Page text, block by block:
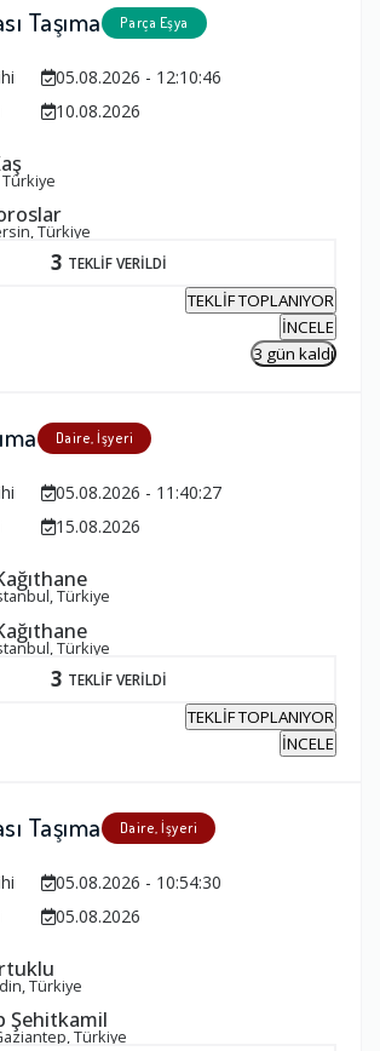
Taşıma Parça Eşya
05.08.2026 - 12:10:46
10.08.2026
Türkiye
Türkiye
3 TEKLİF VERİLDİ
TEKLİF TOPLANIYOR
İNCELE
3 gün kaldı
Daire, İşyeri
05.08.2026 - 11:40:27
15.08.2026
Türkiye
Türkiye
3 TEKLİF VERİLDİ
TEKLİF TOPLANIYOR
İNCELE
Taşıma Daire, İşyeri
05.08.2026 - 10:54:30
05.08.2026
Türkiye
Şehitkamil
Türkiye